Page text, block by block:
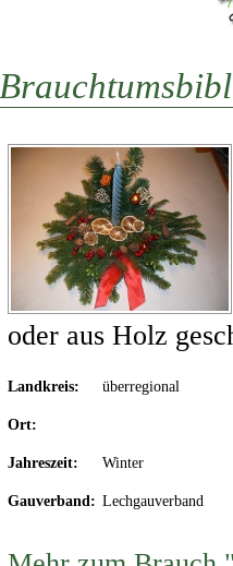
oder aus Holz
Landkreis: überregional
Ort:
Jahreszeit: Winter
Gauverband: Lechgauverband